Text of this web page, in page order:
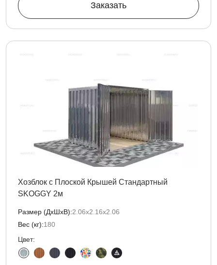
Заказать
Хозблок с Плоской Крышей Стандартный
SKOGGY 2м
Размер (ДxШxВ):2.06х2.16х2.06
Вес (кг):180
Цвет: